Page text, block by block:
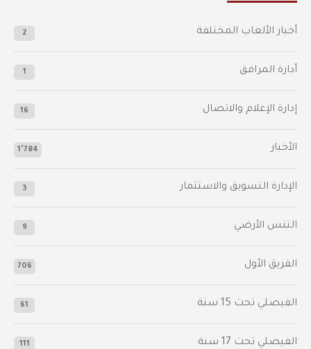
أخبار الألعاب المختلفة 2
أدارة المرافق 1
إدارة الإعلام والاتصال 16
الأخبار 1٬784
الإدارة التسويق والاستثمار 3
التنس الأرضي 9
الفريق الأول 706
الفيصلي‬⁩ تحت 15 سنة 61
‫الفيصلي‬⁩ تحت 17 سنة 111